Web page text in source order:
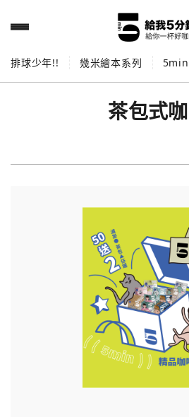
排球少年!! 幾米繪本系列
茶包式